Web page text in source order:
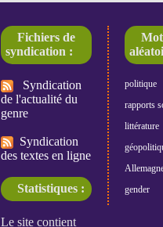
Fichiers de
syndication :
Syndication
de l'actualité du
genre
Syndication
des textes en ligne
Statistiques :
politique
rapports
littérature
gender